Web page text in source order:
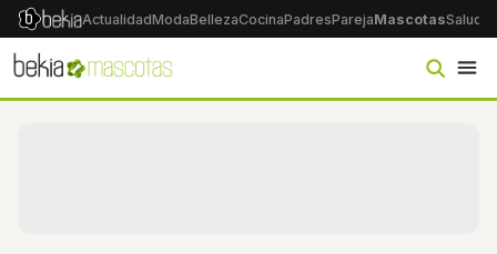
ActualidadModaBellezaCocinaPadresParejaMascotasSalud